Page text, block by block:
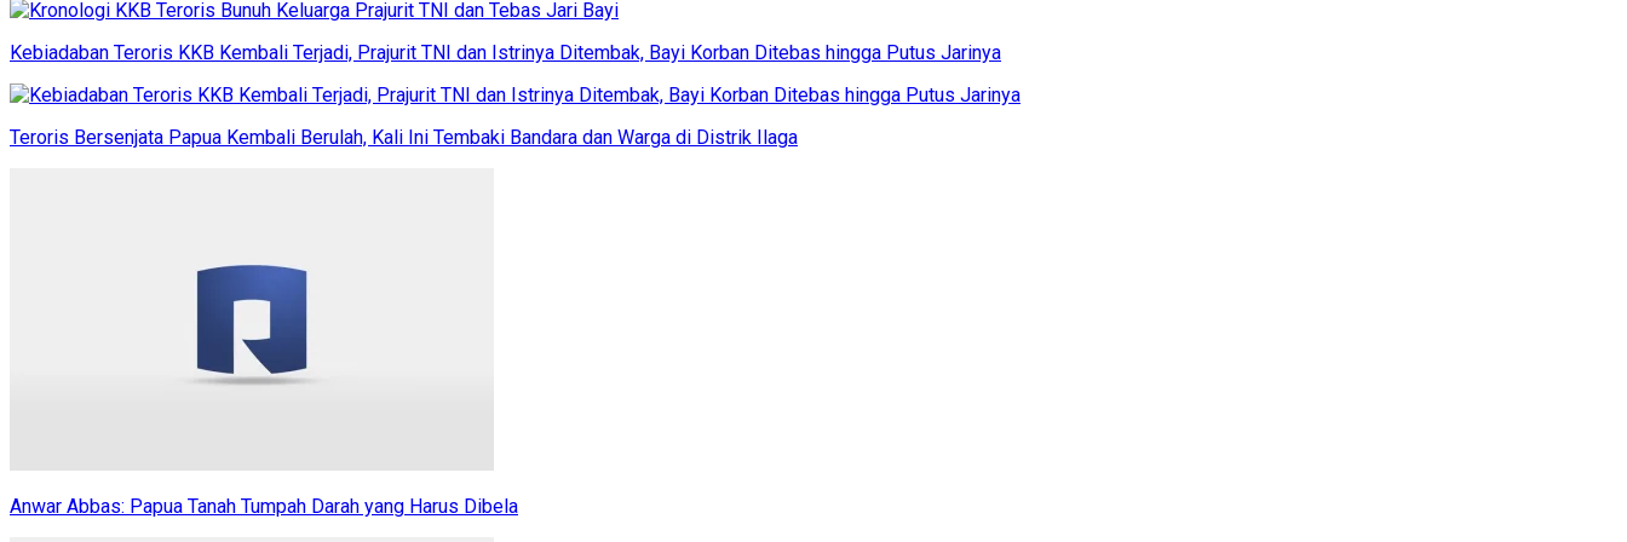
Kebiadaban Teroris KKB Kembali Terjadi, Prajurit TNI dan Istrinya Ditembak, Bayi Korban Ditebas hingga Putus Jarinya
Teroris Bersenjata Papua Kembali Berulah, Kali Ini Tembaki Bandara dan Warga di Distrik Ilaga
Anwar Abbas: Papua Tanah Tumpah Darah yang Harus Dibela